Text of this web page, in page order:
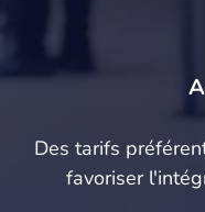
Des tarifs
favoriser